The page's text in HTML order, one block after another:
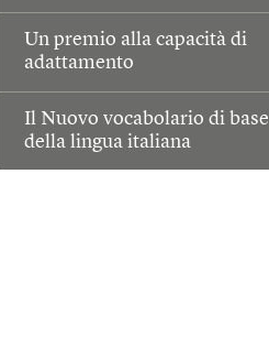
Un premio alla capacità di
adattamento
Il Nuovo vocabolario di base
della lingua italiana